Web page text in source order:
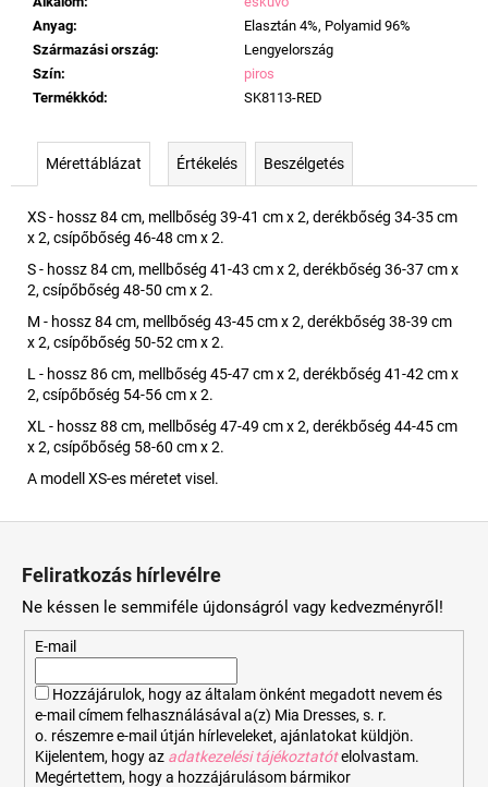
Anyag:
Elasztán 4%, Polyamid 96%
Származási ország:
Lengyelország
Szín:
piros
Termékkód: SK8113-RED
Mérettáblázat Értékelés Beszélgetés
XS - hossz 84 cm, mellbőség 39-41 cm x 2, derékbőség 34-35 cm
x 2, csípőbőség 46-48 cm x 2.
S - hossz 84 cm, mellbőség 41-43 cm x 2, derékbőség 36-37 cm x
2, csípőbőség 48-50 cm x 2.
M - hossz 84 cm, mellbőség 43-45 cm x 2, derékbőség 38-39 cm
x 2, csípőbőség 50-52 cm x 2.
L - hossz 86 cm, mellbőség 45-47 cm x 2, derékbőség 41-42 cm x
2, csípőbőség 54-56 cm x 2.
XL - hossz 88 cm, mellbőség 47-49 cm x 2, derékbőség 44-45 cm
x 2, csípőbőség 58-60 cm x 2.
A modell XS-es méretet visel.
Feliratkozás hírlevélre
Ne késsen le semmiféle újdonságról vagy kedvezményről!
E-mail
Hozzájárulok, hogy az általam önként megadott nevem és
e-mail címem felhasználásával a(z) Mia Dresses, s. r.
o. részemre e-mail útján hírleveleket, ajánlatokat küldjön.
Kijelentem, hogy az adatkezelési tájékoztatót elolvastam.
Megértettem, hogy a hozzájárulásom bármikor